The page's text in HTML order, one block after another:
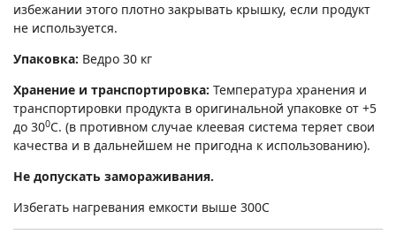
избежании этого плотно закрывать крышку, если продукт
не используется.
Упаковка: Ведро 30 кг
Хранение и транспортировка: Температура хранения и
транспортировки продукта в оригинальной упаковке от +5
до 300С. (в противном случае клеевая система теряет свои
качества и в дальнейшем не пригодна к использованию).
Не допускать замораживания.
Избегать нагревания емкости выше 300С